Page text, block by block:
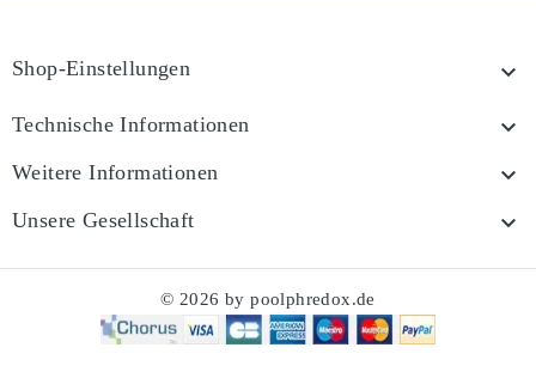
Shop-Einstellungen 
Technische Informationen 
Weitere Informationen 
Unsere Gesellschaft 
© 2026 by poolphredox.de